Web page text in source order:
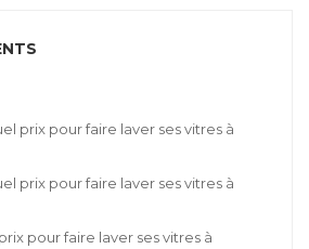
prix pour faire laver ses vitres à
prix pour faire laver ses vitres à
pour faire laver ses vitres à